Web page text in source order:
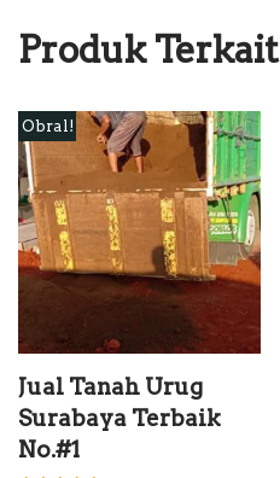
Produk Terkait
Obral!
Jual Tanah Urug
Surabaya Terbaik
No.#1